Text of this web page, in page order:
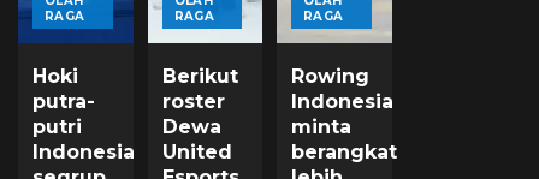
RAGA
Hoki
putra-
putri
Indonesia
RAGA
Berikut
roster
Dewa
United
RAGA
Rowing
Indonesia
minta
berangkat